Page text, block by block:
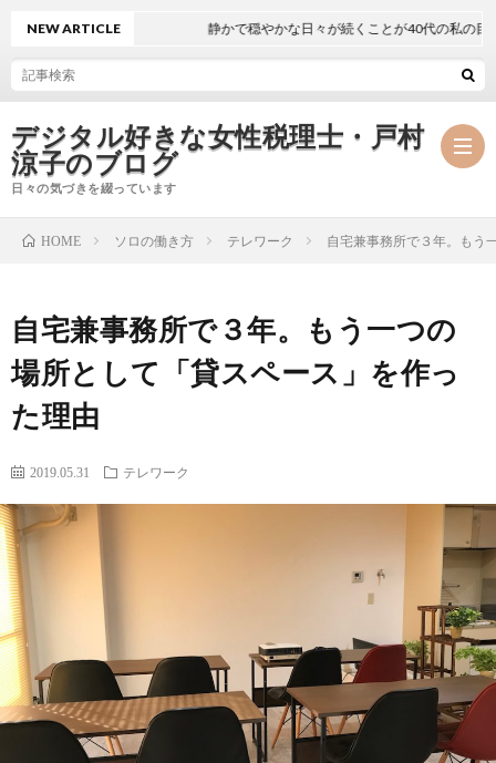
デジタル好きな女性税理士・戸村
涼子のブログ
日々の気づきを綴っています
ー
ル
HP
マ
ガ
筆
セ
ミ
ナ
ー・
NEW ARTICLE 静かで穏やかな日々が続くことが40代の私の目標
HOME ソロの働き方 テレワーク 自宅兼事務所で３年。もう
自宅兼事務所で３年。もう一つの
場所として「貸スペース」を作っ
た理由
2019.05.31 テレワーク